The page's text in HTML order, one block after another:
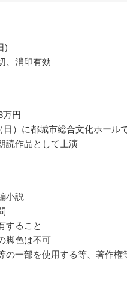
)
、消印有効
円
）に都城市総合文化ホール
読作品として上演
小説
すること
脚色は不可
の一部を使用する等、著作権